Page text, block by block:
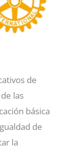
de
las
básica
de
la